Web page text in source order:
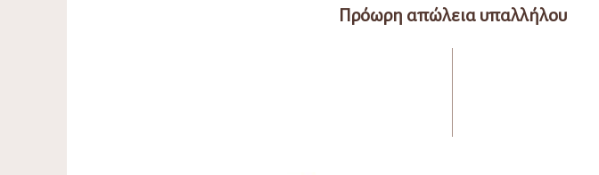
Πρόωρη απώλεια υπαλλήλου